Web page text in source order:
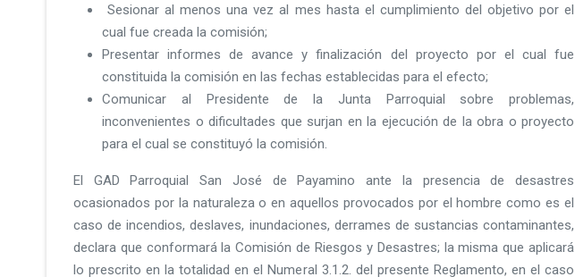
Sesionar al menos una vez al mes hasta el cumplimiento del objetivo por el
cual fue creada la comisión;
Presentar informes de avance y finalización del proyecto por el cual fue
constituida la comisión en las fechas establecidas para el efecto;
Comunicar al Presidente de la Junta Parroquial sobre problemas,
inconvenientes o dificultades que surjan en la ejecución de la obra o proyecto
para el cual se constituyó la comisión.
El GAD Parroquial San José de Payamino ante la presencia de desastres
ocasionados por la naturaleza o en aquellos provocados por el hombre como es el
caso de incendios, deslaves, inundaciones, derrames de sustancias contaminantes,
declara que conformará la Comisión de Riesgos y Desastres; la misma que aplicará
lo prescrito en la totalidad en el Numeral 3.1.2. del presente Reglamento, en el caso